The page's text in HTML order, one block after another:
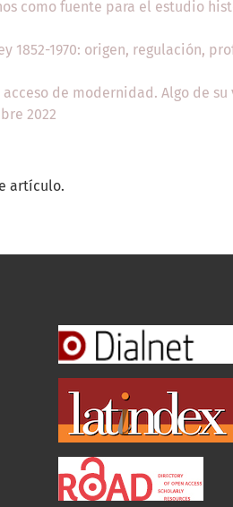
como fuente para el estudio
1852-1970: origen, regulación,
de modernidad. Algo de
2022
artículo.